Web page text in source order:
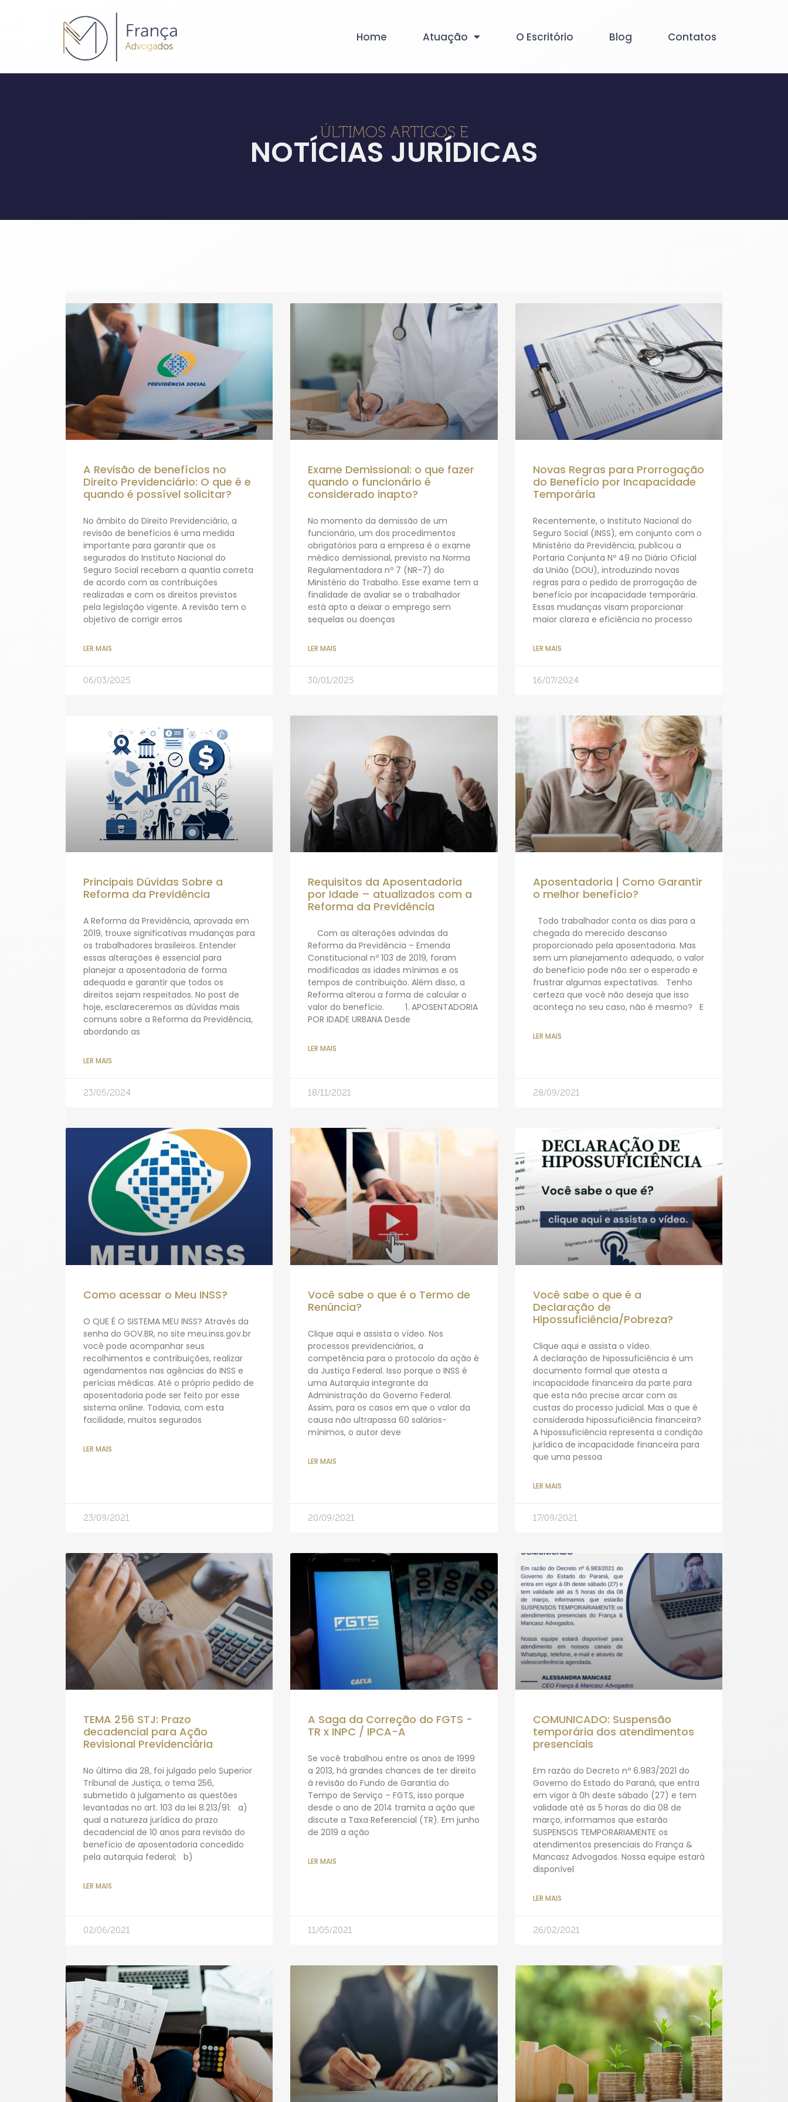
Home Atuação O Escritório Blog Contatos
ÚLTIMOS ARTIGOS E
NOTÍCIAS JURÍDICAS
A Revisão de benefícios no
Direito Previdenciário: O que é e
quando é possível solicitar?
No âmbito do Direito Previdenciário, a
revisão de benefícios é uma medida
importante para garantir que os
segurados do Instituto Nacional do
Seguro Social recebam a quantia correta
de acordo com as contribuições
realizadas e com os direitos previstos
pela legislação vigente. A revisão tem o
objetivo de corrigir erros
LER MAIS
06/03/2025
Exame Demissional: o que fazer
quando o funcionário é
considerado inapto?
No momento da demissão de um
funcionário, um dos procedimentos
obrigatórios para a empresa é o exame
médico demissional, previsto na Norma
Regulamentadora nº 7 (NR-7) do
Ministério do Trabalho. Esse exame tem a
finalidade de avaliar se o trabalhador
está apto a deixar o emprego sem
sequelas ou doenças
LER MAIS
30/01/2025
Novas Regras para Prorrogação
do Benefício por Incapacidade
Temporária
Recentemente, o Instituto Nacional do
Seguro Social (INSS), em conjunto com o
Ministério da Previdência, publicou a
Portaria Conjunta Nº 49 no Diário Oficial
da União (DOU), introduzindo novas
regras para o pedido de prorrogação de
benefício por incapacidade temporária.
Essas mudanças visam proporcionar
maior clareza e eficiência no processo
LER MAIS
16/07/2024
Principais Dúvidas Sobre a
Reforma da Previdência
A Reforma da Previdência, aprovada em
2019, trouxe significativas mudanças para
os trabalhadores brasileiros. Entender
essas alterações é essencial para
planejar a aposentadoria de forma
adequada e garantir que todos os
direitos sejam respeitados. No post de
hoje, esclareceremos as dúvidas mais
comuns sobre a Reforma da Previdência,
abordando as
LER MAIS
23/05/2024
Requisitos da Aposentadoria
por Idade – atualizados com a
Reforma da Previdência
Com as alterações advindas da
Reforma da Previdência – Emenda
Constitucional nº 103 de 2019, foram
modificadas as idades mínimas e os
tempos de contribuição. Além disso, a
Reforma alterou a forma de calcular o
valor do benefício. 1. APOSENTADORIA
POR IDADE URBANA Desde
LER MAIS
18/11/2021
Aposentadoria | Como Garantir
o melhor benefício?
Todo trabalhador conta os dias para a
chegada do merecido descanso
proporcionado pela aposentadoria. Mas
sem um planejamento adequado, o valor
do benefício pode não ser o esperado e
frustrar algumas expectativas. Tenho
certeza que você não deseja que isso
aconteça no seu caso, não é mesmo? E
LER MAIS
28/09/2021
Como acessar o Meu INSS?
O QUE É O SISTEMA MEU INSS? Através da
senha do GOV.BR, no site meu.inss.gov.br
você pode acompanhar seus
recolhimentos e contribuições, realizar
agendamentos nas agências do INSS e
perícias médicas. Até o próprio pedido de
aposentadoria pode ser feito por esse
sistema online. Todavia, com esta
facilidade, muitos segurados
LER MAIS
23/09/2021
Você sabe o que é o Termo de
Renúncia?
Clique aqui e assista o vídeo. Nos
processos previdenciários, a
competência para o protocolo da ação é
da Justiça Federal. Isso porque o INSS é
uma Autarquia integrante da
Administração do Governo Federal.
Assim, para os casos em que o valor da
causa não ultrapassa 60 salários-
mínimos, o autor deve
LER MAIS
20/09/2021
Você sabe o que é a
Declaração de
Hipossuficiência/Pobreza?
Clique aqui e assista o vídeo.
A declaração de hipossuficiência é um
documento formal que atesta a
incapacidade financeira da parte para
que esta não precise arcar com as
custas do processo judicial. Mas o que é
considerada hipossuficiência financeira?
A hipossuficiência representa a condição
jurídica de incapacidade financeira para
que uma pessoa
LER MAIS
17/09/2021
TEMA 256 STJ: Prazo
decadencial para Ação
Revisional Previdenciária
No último dia 28, foi julgado pelo Superior
Tribunal de Justiça, o tema 256,
submetido à julgamento as questões
levantadas no art. 103 da lei 8.213/91: a)
qual a natureza jurídica do prazo
decadencial de 10 anos para revisão do
benefício de aposentadoria concedido
pela autarquia federal; b)
LER MAIS
02/06/2021
A Saga da Correção do FGTS -
TR x INPC / IPCA-A
Se você trabalhou entre os anos de 1999
a 2013, há grandes chances de ter direito
à revisão do Fundo de Garantia do
Tempo de Serviço – FGTS, isso porque
desde o ano de 2014 tramita a ação que
discute a Taxa Referencial (TR). Em junho
de 2019 a ação
LER MAIS
11/05/2021
COMUNICADO: Suspensão
temporária dos atendimentos
presenciais
Em razão do Decreto nº 6.983/2021 do
Governo do Estado do Paraná, que entra
em vigor à 0h deste sábado (27) e tem
validade até as 5 horas do dia 08 de
março, informamos que estarão
SUSPENSOS TEMPORARIAMENTE os
atendimentos presenciais do França &
Mancasz Advogados. Nossa equipe estará
disponível
LER MAIS
26/02/2021